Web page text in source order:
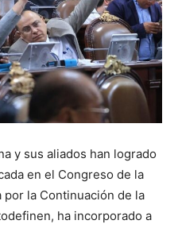
y sus aliados han logrado
en el Congreso de la
por la Continuación de la
ha incorporado a